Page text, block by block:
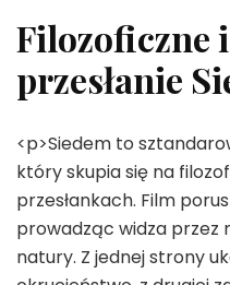
Filozoficzne
przesłanie
<p>Siedem to
który skupia się na
przesłankach. Film
prowadząc widza przez
natury. Z jednej strony